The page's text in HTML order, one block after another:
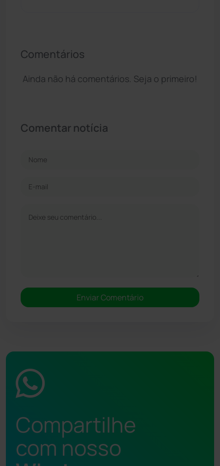
Comentários
Ainda não há comentários. Seja o primeiro!
Comentar notícia
Compartilhe
com nosso